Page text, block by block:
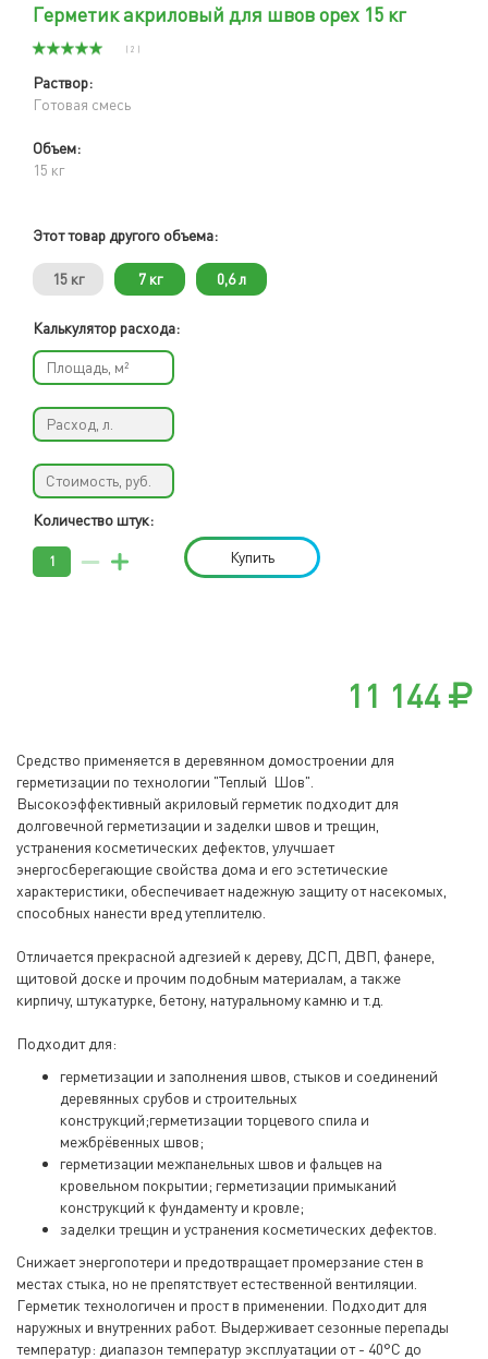
Герметик акриловый для швов орех 15 кг
( 2 )
Раствор:
Готовая смесь
Объем:
15 кг
Этот товар другого объема:
15 кг 7 кг 0,6 л
Калькулятор расхода:
Количество штук:
Купить
11 144
Средство применяется в деревянном домостроении для
герметизации по технологии "Теплый Шов".
Высокоэффективный акриловый герметик подходит для
долговечной герметизации и заделки швов и трещин,
устранения косметических дефектов, улучшает
энергосберегающие свойства дома и его эстетические
характеристики, обеспечивает надежную защиту от насекомых,
способных нанести вред утеплителю.
Отличается прекрасной адгезией к дереву, ДСП, ДВП, фанере,
щитовой доске и прочим подобным материалам, а также
кирпичу, штукатурке, бетону, натуральному камню и т.д.
Подходит для:
герметизации и заполнения швов, стыков и соединений
деревянных срубов и строительных
конструкций;герметизации торцевого спила и
межбрёвенных швов;
герметизации межпанельных швов и фальцев на
кровельном покрытии; герметизации примыканий
конструкций к фундаменту и кровле;
заделки трещин и устранения косметических дефектов.
Снижает энергопотери и предотвращает промерзание стен в
местах стыка, но не препятствует естественной вентиляции.
Герметик технологичен и прост в применении. Подходит для
наружных и внутренних работ. Выдерживает сезонные перепады
температур: диапазон температур эксплуатации от - 40°С до